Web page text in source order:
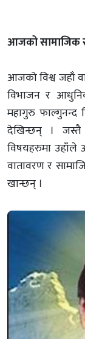
आजको सामाजिक
आजको विश्व जहाँ
विभाजन र
महागुरु फाल्गुनन्द
देखिन्छन् । जस्तै
विषयहरुमा
वातावरण र
खान्छन् ।